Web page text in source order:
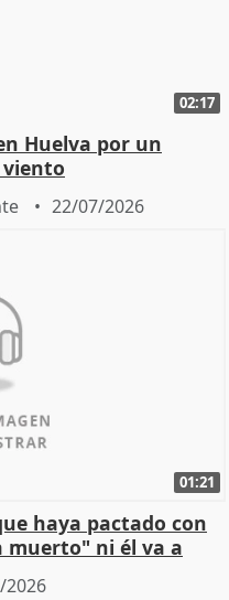
02:17
Huelva por un
22/07/2026
01:21
haya pactado con
muerto" ni él va a
2026